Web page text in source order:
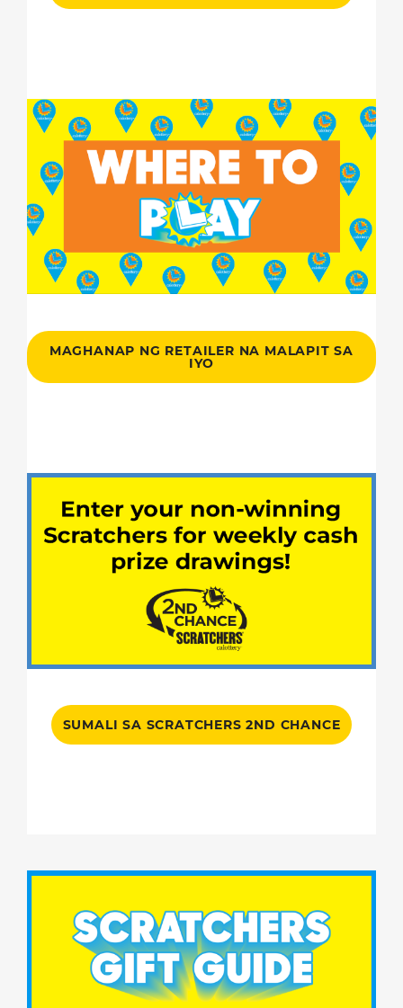
MAGHANAP NG RETAILER NA MALAPIT SA
IYO
SUMALI SA SCRATCHERS 2ND CHANCE